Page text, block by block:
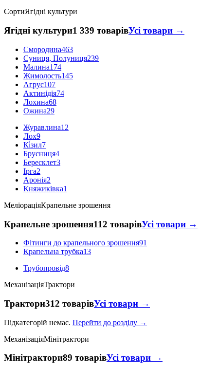
СортиЯгідні культури
Ягідні культури1 339 товарівУсі товари →
Смородина463
Суниця, Полуниця239
Малина174
Жимолость145
Агрус107
Актинідія74
Лохина68
Ожина29
Журавлина12
Лох9
Кі́зил7
Брусниця4
Бересклет3
Ірга2
Аронія2
Княжиківка1
МеліораціяКрапельне зрошення
Крапельне зрошення112 товарівУсі товари →
Фітинги до крапельного зрошення91
Крапельна трубка13
Трубопровід8
МеханізаціяТрактори
Трактори312 товарівУсі товари →
Підкатегорій немає. Перейти до розділу →
МеханізаціяМінітрактори
Мінітрактори89 товарівУсі товари →